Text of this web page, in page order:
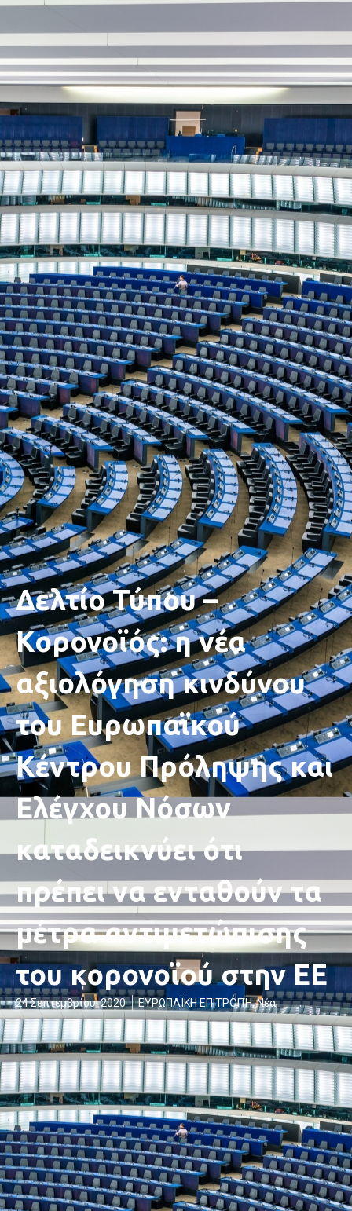
Δελτίο Τύπου –
Κορονοϊός: η νέα
αξιολόγηση κινδύνου
του Ευρωπαϊκού
Κέντρου Πρόληψης και
Ελέγχου Νόσων
καταδεικνύει ότι
πρέπει να ενταθούν τα
μέτρα αντιμετώπισης
του κορονοϊού στην ΕΕ
24 Σεπτεμβρίου, 2020 ΕΥΡΩΠΑΪΚΗ ΕΠΙΤΡΟΠΉ,Νέα